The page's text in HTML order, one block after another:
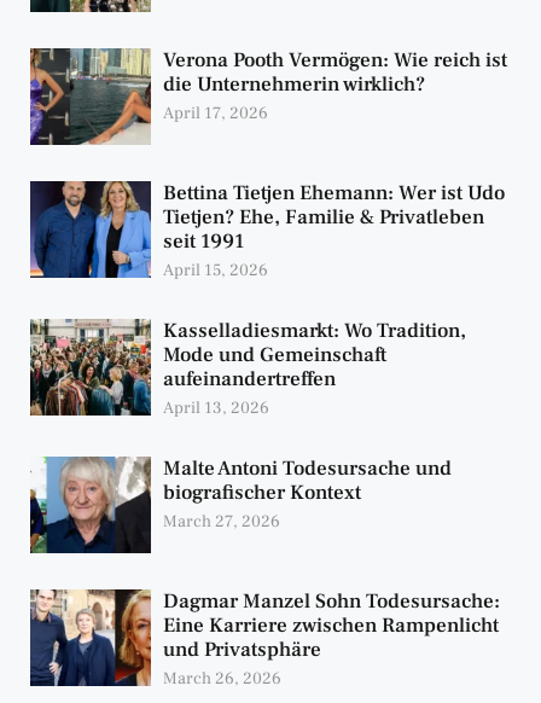
Verona Pooth Vermögen: Wie reich ist
die Unternehmerin wirklich?
April 17, 2026
Bettina Tietjen Ehemann: Wer ist Udo
Tietjen? Ehe, Familie & Privatleben
seit 1991
April 15, 2026
Kasselladiesmarkt: Wo Tradition,
Mode und Gemeinschaft
aufeinandertreffen
April 13, 2026
Malte Antoni Todesursache und
biografischer Kontext
March 27, 2026
Dagmar Manzel Sohn Todesursache:
Eine Karriere zwischen Rampenlicht
und Privatsphäre
March 26, 2026